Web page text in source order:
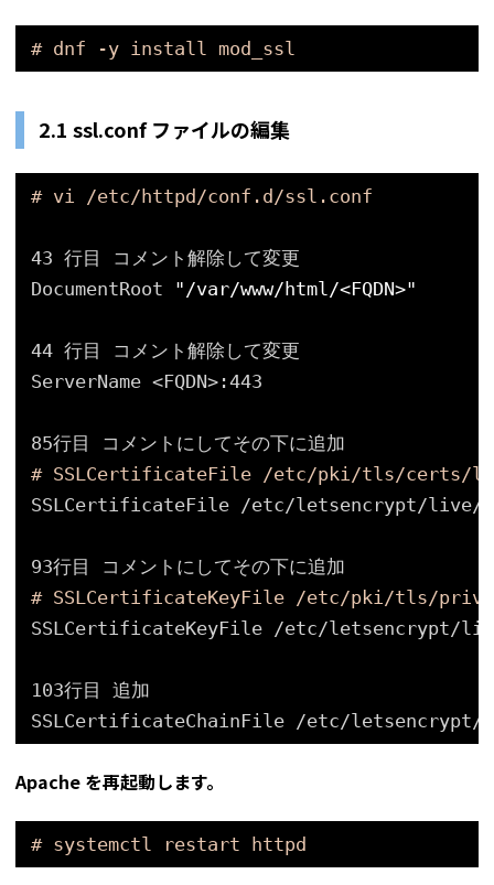
# dnf -y install mod_ssl
2.1 ssl.conf ファイルの編集
# vi /etc/httpd/conf.d/ssl.conf
43 行目 コメント解除して変更
DocumentRoot "/var/www/html/<FQDN>"
44 行目 コメント解除して変更
ServerName <FQDN>:443
85行目 コメントにしてその下に追加
# SSLCertificateFile /etc/pki/tls/certs/
SSLCertificateFile /etc/letsencrypt/live/
93行目 コメントにしてその下に追加
# SSLCertificateKeyFile /etc/pki/tls/
SSLCertificateKeyFile /etc/letsencrypt/
103行目 追加
SSLCertificateChainFile /etc/letsencrypt/
Apache を再起動します。
# systemctl restart httpd